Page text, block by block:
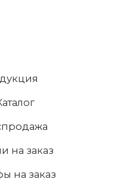
на заказ
на заказ